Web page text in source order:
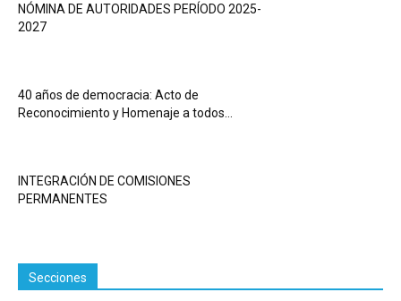
NÓMINA DE AUTORIDADES PERÍODO 2025-
2027
40 años de democracia: Acto de
Reconocimiento y Homenaje a todos...
INTEGRACIÓN DE COMISIONES
PERMANENTES
Secciones